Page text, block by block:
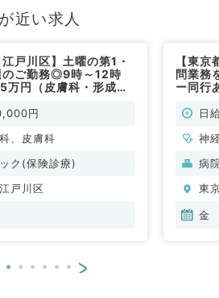
近い求人
江戸川区】土曜の第1・
ご勤務◎9時～12時
円（皮膚科・形成外
円
、皮膚科
ク(保険診療)
戸川区
【東
問業務
ー同行
勤） 日
神
科
ペ
一
病
東
金
>